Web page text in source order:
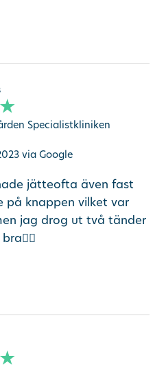
Specialistkliniken
via Google
jätteofta även fast
på knappen vilket var
jag drog ut två tänder